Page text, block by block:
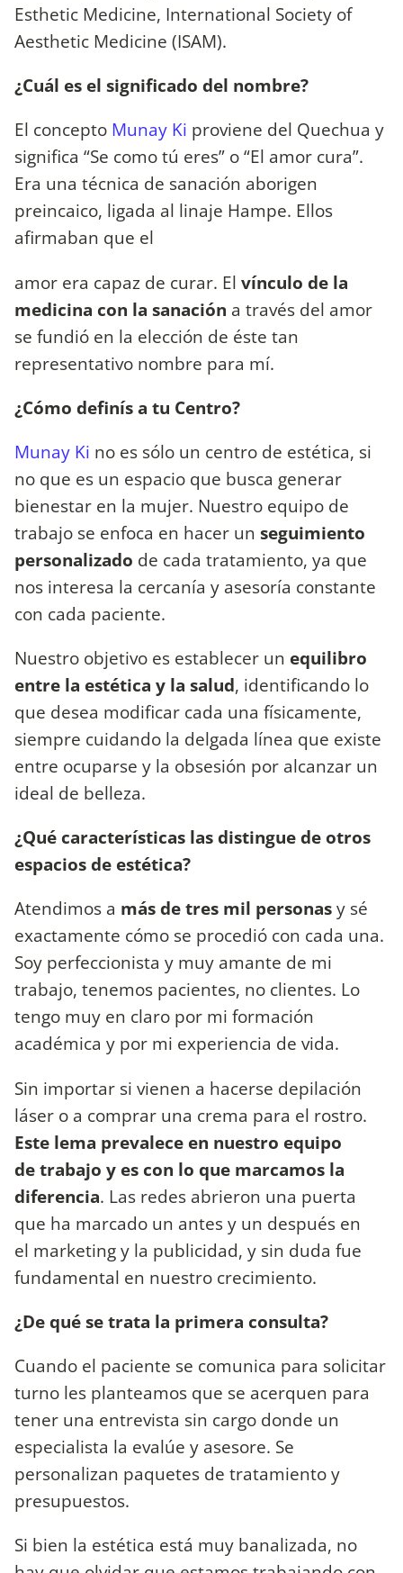
Esthetic Medicine, International Society of
Aesthetic Medicine (ISAM).
¿Cuál es el significado del nombre?
El concepto Munay Ki proviene del Quechua y
significa “Se como tú eres” o “El amor cura”.
Era una técnica de sanación aborigen
preincaico, ligada al linaje Hampe. Ellos
afirmaban que el
amor era capaz de curar. El vínculo de la
medicina con la sanación a través del amor
se fundió en la elección de éste tan
representativo nombre para mí.
¿Cómo definís a tu Centro?
Munay Ki no es sólo un centro de estética, si
no que es un espacio que busca generar
bienestar en la mujer. Nuestro equipo de
trabajo se enfoca en hacer un seguimiento
personalizado de cada tratamiento, ya que
nos interesa la cercanía y asesoría constante
con cada paciente.
Nuestro objetivo es establecer un equilibro
entre la estética y la salud, identificando lo
que desea modificar cada una físicamente,
siempre cuidando la delgada línea que existe
entre ocuparse y la obsesión por alcanzar un
ideal de belleza.
¿Qué características las distingue de otros
espacios de estética?
Atendimos a más de tres mil personasy sé
exactamente cómo se procedió con cada una.
Soy perfeccionista y muy amante de mi
trabajo, tenemos pacientes, no clientes. Lo
tengo muy en claro por mi formación
académica y por mi experiencia de vida.
Sin importar si vienen a hacerse depilación
láser o a comprar una crema para el rostro.
Este lema prevalece en nuestro equipo
de trabajo y es con lo que marcamos la
diferencia. Las redes abrieron una puerta
que ha marcado un antes y un después en
el marketing y la publicidad, y sin duda fue
fundamental en nuestro crecimiento.
¿De qué se trata la primera consulta?
Cuando el paciente se comunica para solicitar
turno les planteamos que se acerquen para
tener una entrevista sin cargo donde un
especialista la evalúe y asesore. Se
personalizan paquetes de tratamiento y
presupuestos.
Si bien la estética está muy banalizada, no